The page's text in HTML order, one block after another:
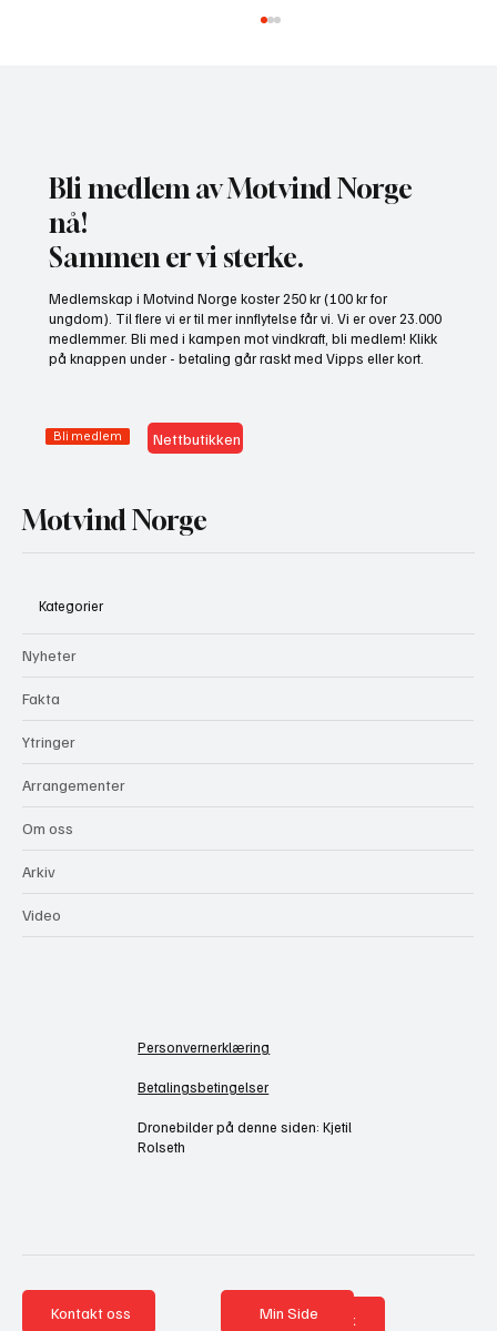
presse fram mer vindkraft
Bli medlem av Motvind Norge
nå!
Sammen er vi sterke.
Medlemskap i Motvind Norge koster 250 kr (100 kr for
ungdom). Til flere vi er til mer innflytelse får vi. Vi er over 23.000
medlemmer. Bli med i kampen mot vindkraft, bli medlem! Klikk
på knappen under - betaling går raskt med Vipps eller kort.
Bli medlem Nettbutikken
Motvind Norge
Kategorier
Nyheter
Fakta
Ytringer
Arrangementer
Om oss
Arkiv
Video
Personvernerklæring
Betalingsbetingelser
Dronebilder på denne siden: Kjetil
Rolseth
Kontakt oss Nettbutikk
Min Side